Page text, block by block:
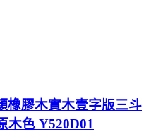
橡膠木實木壹字版三斗
木色 Y520D01